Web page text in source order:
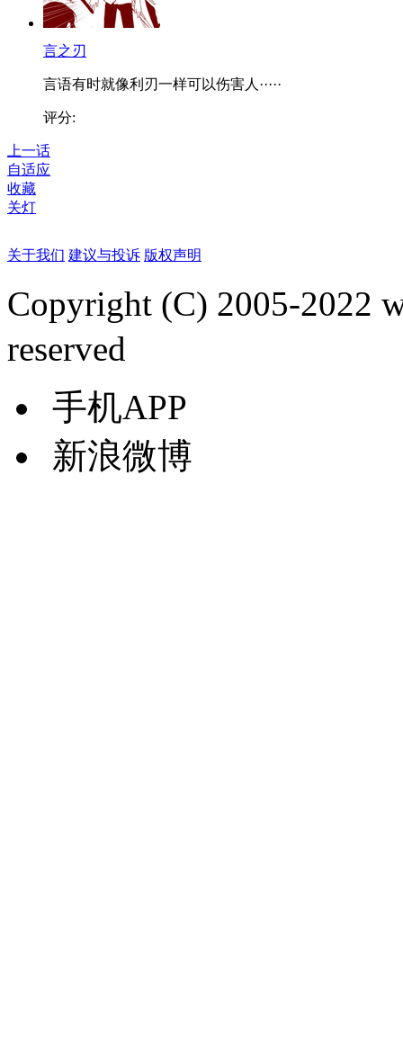
言之刃
言语有时就像利刃一样可以伤害人·····
评分:
上一话
自适应
收藏
关灯
关于我们 建议与投诉 版权声明
Copyright (C) 2005-2022
reserved
手机APP
新浪微博